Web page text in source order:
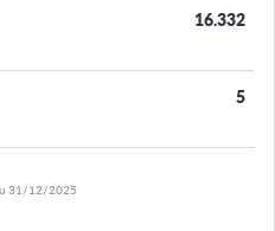
16.332
5
31/12/2025